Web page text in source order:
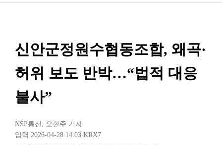
신안군정원수협동조합, 왜곡·
허위 보도 반박…“법적 대응
불사”
NSP통신 , 오환주 기자
입력 2026-04-28 14:03 KRX7